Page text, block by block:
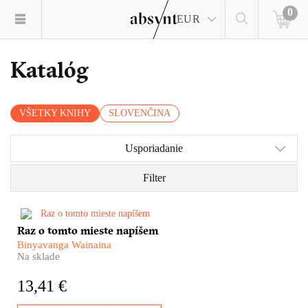
EUR
0
Katalóg
VŠETKY KNIHY SLOVENČINA
Usporiadanie
Filter
Naše predstavy o Afrike stále
ovládajú viac predsudky a
ošúchané klišé ako reálne
skúsenosť sprostredkuje.
Raz o tomto mieste napíšem
Binyavanga Wainaina
Na sklade
13,41 €